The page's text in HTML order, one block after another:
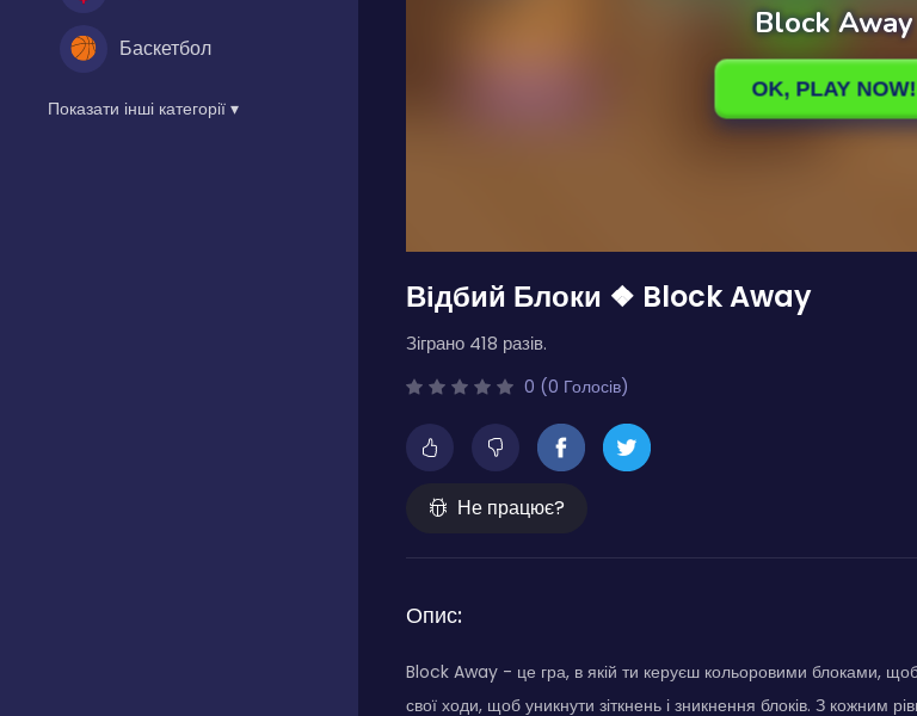
Баскетбол
Показати інші категорії ▾
Відбий Блоки ❖ Block Away
Зіграно 418 разів.
0 (0 Голосів)
Не працює?
Опис:
Block Away - це гра, в якій ти керуєш кольоровими блоками, щоб
свої ходи, щоб уникнути зіткнень і зникнення блоків. З кожним